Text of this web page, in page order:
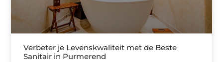
Verbeter je Levenskwaliteit met de Beste
Sanitair in Purmerend